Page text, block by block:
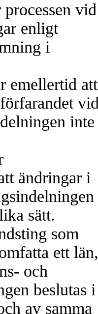
vid
enligt
i
emellertid att
inte
ändringar i
sätt.
som
ett län,
och
beslutas i
av samma